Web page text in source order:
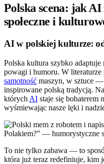
Polska scena: jak AI
społeczne i
AI w polskiej kulturze:
Polska kultura szybko
powagi i humoru. W
samotność maszyn, w sztuce
inspirowane polską tradycją.
których AI staje się bohaterem
wyśmiewając nasze lęki i
To nie tylko zabawa — to
która już teraz redefiniuje, kim